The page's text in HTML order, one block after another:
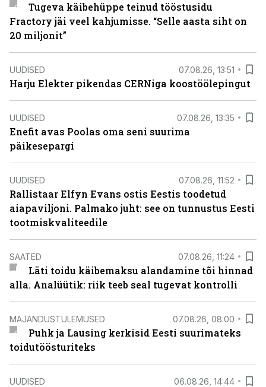
Tugeva käibehüppe teinud tööstusidu
Fractory jäi veel kahjumisse. “Selle aasta siht on
20 miljonit”
UUDISED 07.08.26, 13:51
Harju Elekter pikendas CERNiga koostöölepingut
UUDISED 07.08.26, 13:35
Enefit avas Poolas oma seni suurima
päikesepargi
UUDISED 07.08.26, 11:52
Rallistaar Elfyn Evans ostis Eestis toodetud
aiapaviljoni. Palmako juht: see on tunnustus Eesti
tootmiskvaliteedile
SAATED 07.08.26, 11:24
Läti toidu käibemaksu alandamine tõi hinnad
alla. Analüütik: riik teeb seal tugevat kontrolli
MAJANDUSTULEMUSED 07.08.26, 08:00
Puhk ja Lausing kerkisid Eesti suurimateks
toidutöösturiteks
UUDISED 06.08.26, 14:44